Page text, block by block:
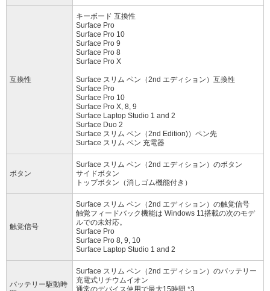
互換性
キーボード 互換性
Surface Pro
Surface Pro 10
Surface Pro 9
Surface Pro 8
Surface Pro X
Surface スリム ペン（2nd エディション）互換性
Surface Pro
Surface Pro 10
Surface Pro X, 8, 9
Surface Laptop Studio 1 and 2
Surface Duo 2
Surface スリム ペン（2nd Edition)）ペン先
Surface スリム ペン 充電器
ボタン
Surface スリム ペン（2nd エディション）のボタン
サイドボタン
トップボタン（消しゴム機能付き）
触覚信号
Surface スリム ペン（2nd エディション）の触覚信号
触覚フィードバック機能は Windows 11搭載の次のモデ
ルでの未対応。
Surface Pro
Surface Pro 8, 9, 10
Surface Laptop Studio 1 and 2
バッテリー駆動時
Surface スリム ペン（2nd エディション）のバッテリー
充電式リチウムイオン